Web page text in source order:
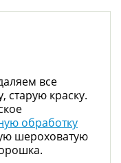
все
старую краску.
обработку
шероховатую